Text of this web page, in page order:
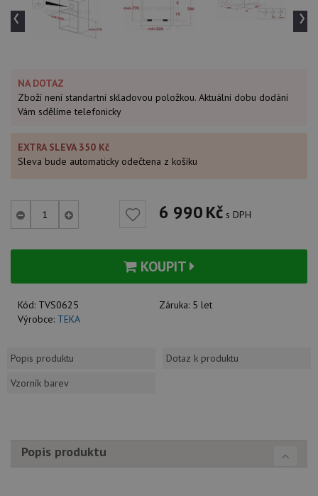
‹ ›
NA DOTAZ
Zboží není standartní skladovou položkou. Aktuální dobu dodání
Vám sdělíme telefonicky
EXTRA SLEVA 350 Kč
Sleva bude automaticky odečtena z košíku
6 990Kč s DPH
KOUPIT
Kód: TVS0625 Záruka: 5 let
Výrobce: TEKA
Popis produktu
Dotaz k produktu
Vzorník barev
Popis produktu